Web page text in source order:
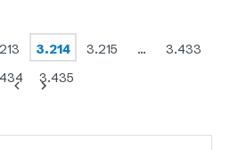
3.214 3.215 …
3.433
3.435